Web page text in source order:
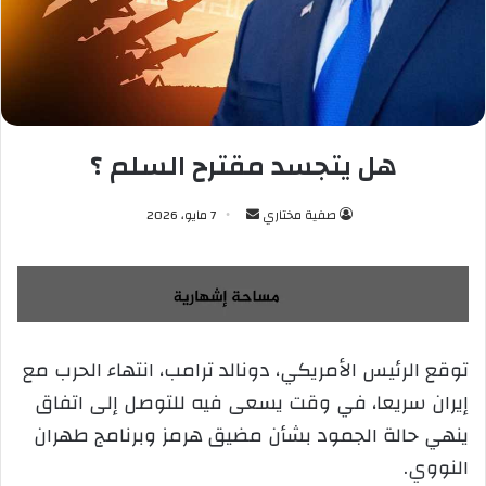
هل يتجسد مقترح السلم ؟
صفية مختاري
س
ل
ب
ي
إ
7 مايو، 2026
توقع الرئيس الأمريكي، دونالد ترامب، انتهاء الحرب مع
إيران سريعا، في وقت يسعى فيه للتوصل إلى اتفاق
⁠ينهي حالة الجمود بشأن مضيق هرمز وبرنامج طهران
النووي.